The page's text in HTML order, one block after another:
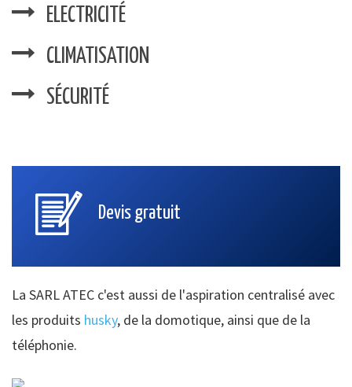
ELECTRICITÉ
CLIMATISATION
SÉCURITÉ
Devis gratuit
La SARL ATEC c'est aussi de l'aspiration centralisé avec
les produits husky, de la domotique, ainsi que de la
téléphonie.